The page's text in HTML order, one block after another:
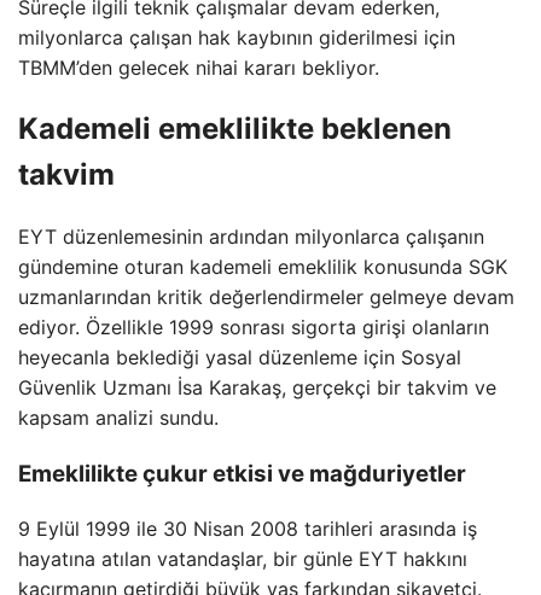
Süreçle ilgili teknik çalışmalar devam ederken,
milyonlarca çalışan hak kaybının giderilmesi için
TBMM’den gelecek nihai kararı bekliyor.
Kademeli emeklilikte beklenen
takvim
EYT düzenlemesinin ardından milyonlarca çalışanın
gündemine oturan kademeli emeklilik konusunda SGK
uzmanlarından kritik değerlendirmeler gelmeye devam
ediyor. Özellikle 1999 sonrası sigorta girişi olanların
heyecanla beklediği yasal düzenleme için Sosyal
Güvenlik Uzmanı İsa Karakaş, gerçekçi bir takvim ve
kapsam analizi sundu.
Emeklilikte çukur etkisi ve mağduriyetler
9 Eylül 1999 ile 30 Nisan 2008 tarihleri arasında iş
hayatına atılan vatandaşlar, bir günle EYT hakkını
kaçırmanın getirdiği büyük yaş farkından şikayetçi.